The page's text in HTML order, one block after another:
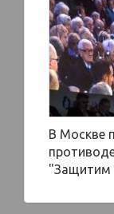
В Москве
"Защитим